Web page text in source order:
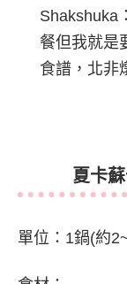
Shakshuka
餐但我就是
食譜，北非
夏卡
單位：1鍋(約